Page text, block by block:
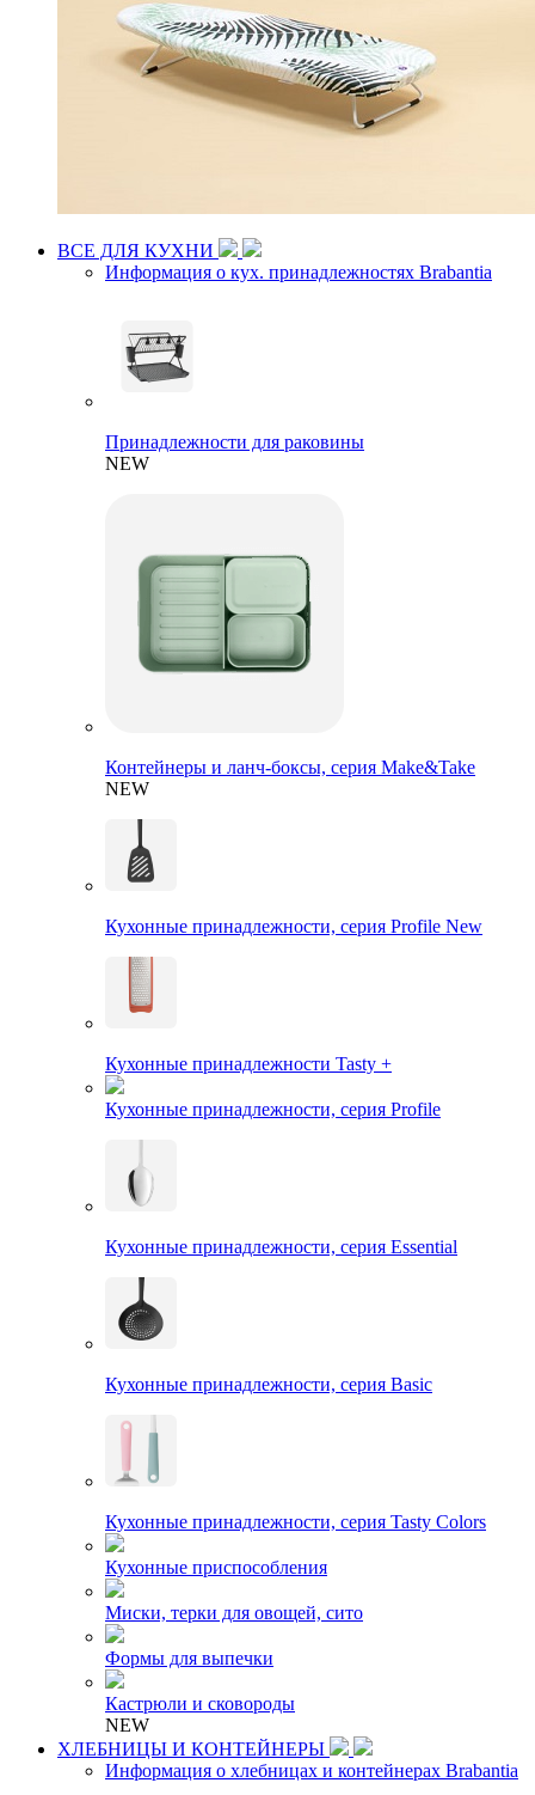
ВСЕ ДЛЯ КУХНИ
Информация о кух. принадлежностях Brabantia
Принадлежности для раковины
NEW
Контейнеры и ланч-боксы, серия Make&Take
NEW
Кухонные принадлежности, серия Profile New
Кухонные принадлежности Tasty +
Кухонные принадлежности, серия Profile
Кухонные принадлежности, серия Essential
Кухонные принадлежности, серия Basic
Кухонные принадлежности, серия Tasty Colors
Кухонные приспособления
Миски, терки для овощей, сито
Формы для выпечки
Кастрюли и сковороды
NEW
ХЛЕБНИЦЫ И КОНТЕЙНЕРЫ
Информация о хлебницах и контейнерах Brabantia